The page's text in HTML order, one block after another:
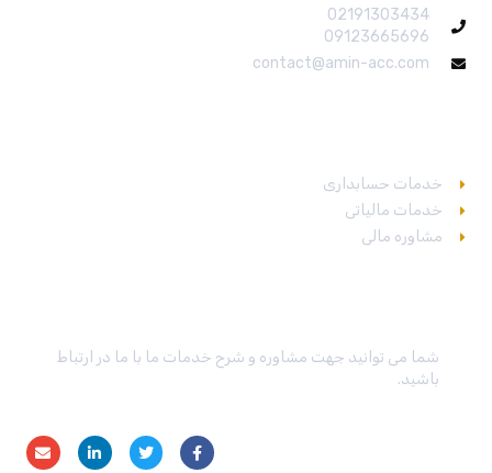
02191303434
09123665696
contact@amin-acc.com
خدمات حسابداری
خدمات مالیاتی
مشاوره مالی
شما می توانید جهت مشاوره و شرح خدمات ما با ما در ارتباط
باشید.